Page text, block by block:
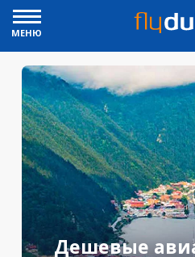
МЕНЮ
Дешевые